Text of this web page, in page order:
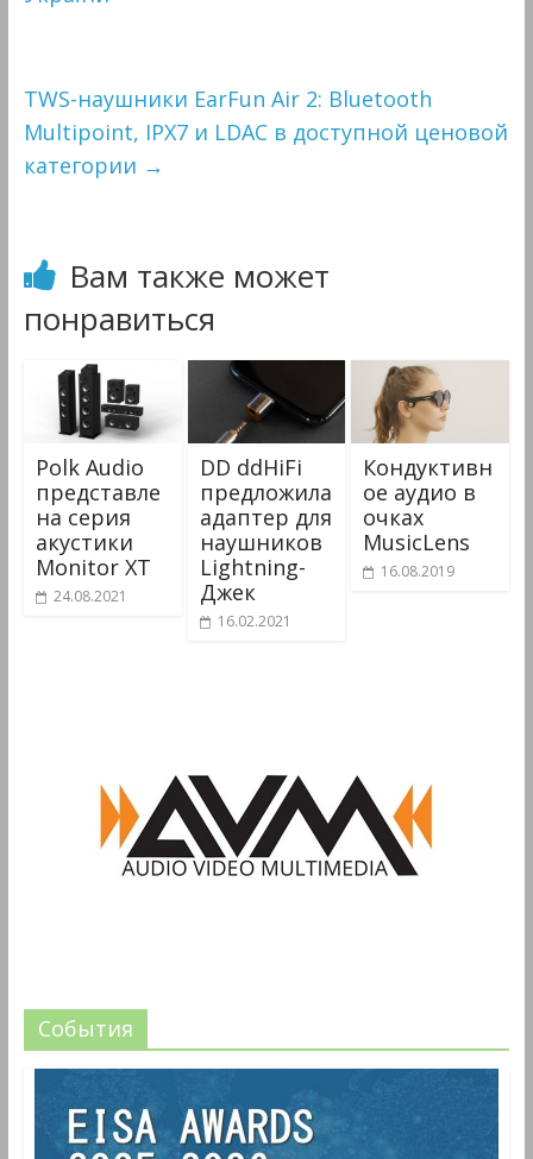
TWS-наушники EarFun Air 2: Bluetooth
Multipoint, IPX7 и LDAC в доступной ценовой
категории →
Вам также может
понравиться
Polk Audio
представле
на серия
акустики
Monitor XT
24.08.2021
DD ddHiFi
предложила
адаптер для
наушников
Lightning-
Джек
16.02.2021
Кондуктивн
ое аудио в
очках
MusicLens
16.08.2019
События